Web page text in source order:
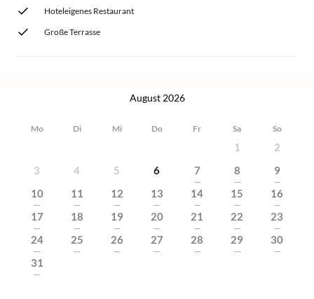
Hoteleigenes Restaurant
Große Terrasse
August 2026
Mo Di Mi Do Fr Sa So
1
2
3
4 5 6 7
---
8
---
9
---
10
---
11
---
12
---
13
---
14
---
15
---
16
---
17
---
18
---
19
---
20
---
21
---
22
---
23
---
24
---
25
---
26
---
27
---
28
---
29
---
30
---
31
---